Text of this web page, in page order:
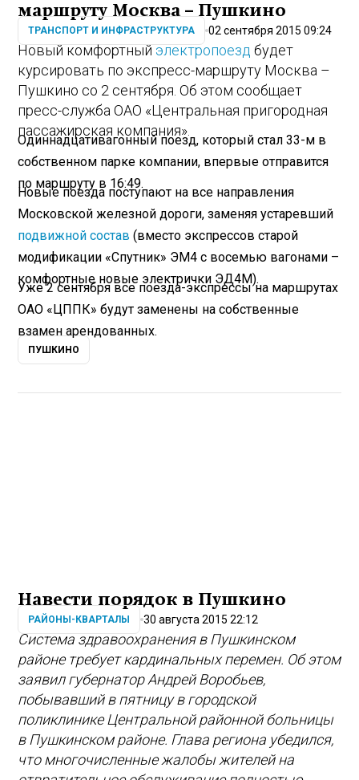
маршруту Москва – Пушкино
ТРАНСПОРТ И ИНФРАСТРУКТУРА 02 сентября 2015 09:24
Новый комфортныйэлектропоезд будет
курсировать по экспресс-маршруту Москва –
Пушкино со 2 сентября. Об этом сообщает
пресс-служба ОАО «Центральная пригородная
пассажирская компания».
Одиннадцативагонный поезд, который стал 33-м в
собственном парке компании, впервые отправится
по маршруту в 16:49.
Новые поезда поступают на все направления
Московской железной дороги, заменяя устаревший
подвижной состав (вместо экспрессов старой
модификации «Спутник» ЭМ4 с восемью вагонами –
комфортные новые электрички ЭД4М).
Уже 2 сентября все поезда-экспрессы на маршрутах
ОАО «ЦППК» будут заменены на собственные
взамен арендованных.
ПУШКИНО
Навести порядок в Пушкино
РАЙОНЫ-КВАРТАЛЫ 30 августа 2015 22:12
Система здравоохранения в Пушкинском
районе требует кардинальных перемен. Об этом
заявил губернатор Андрей Воробьев,
побывавший в пятницу в городской
поликлинике Центральной районной больницы
в Пушкинском районе. Глава региона убедился,
что многочисленные жалобы жителей на